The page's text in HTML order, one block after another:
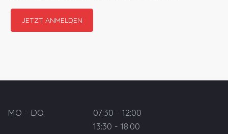
MO - DO
07:30 - 12:00
13:30 - 18:00